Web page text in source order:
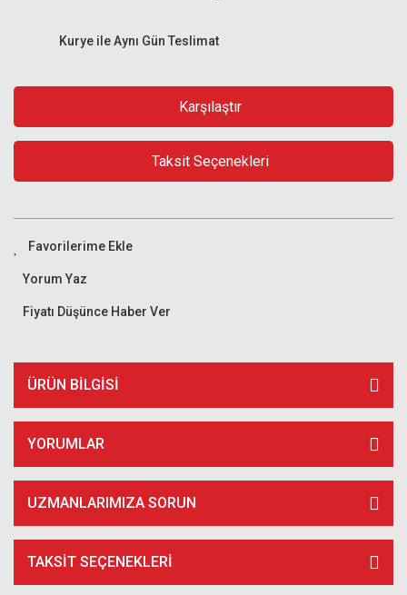
Kurye ile Aynı Gün Teslimat
Karşılaştır
Taksit Seçenekleri
Yorum Yaz
Fiyatı Düşünce Haber Ver
ÜRÜN BILGISI
YORUMLAR
UZMANLARIMIZA SORUN
TAKSIT SEÇENEKLERI